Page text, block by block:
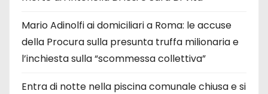
Mario Adinolfi ai domiciliari a Roma: le accuse
della Procura sulla presunta truffa milionaria e
l’inchiesta sulla “scommessa collettiva”
Entra di notte nella piscina comunale chiusa e si